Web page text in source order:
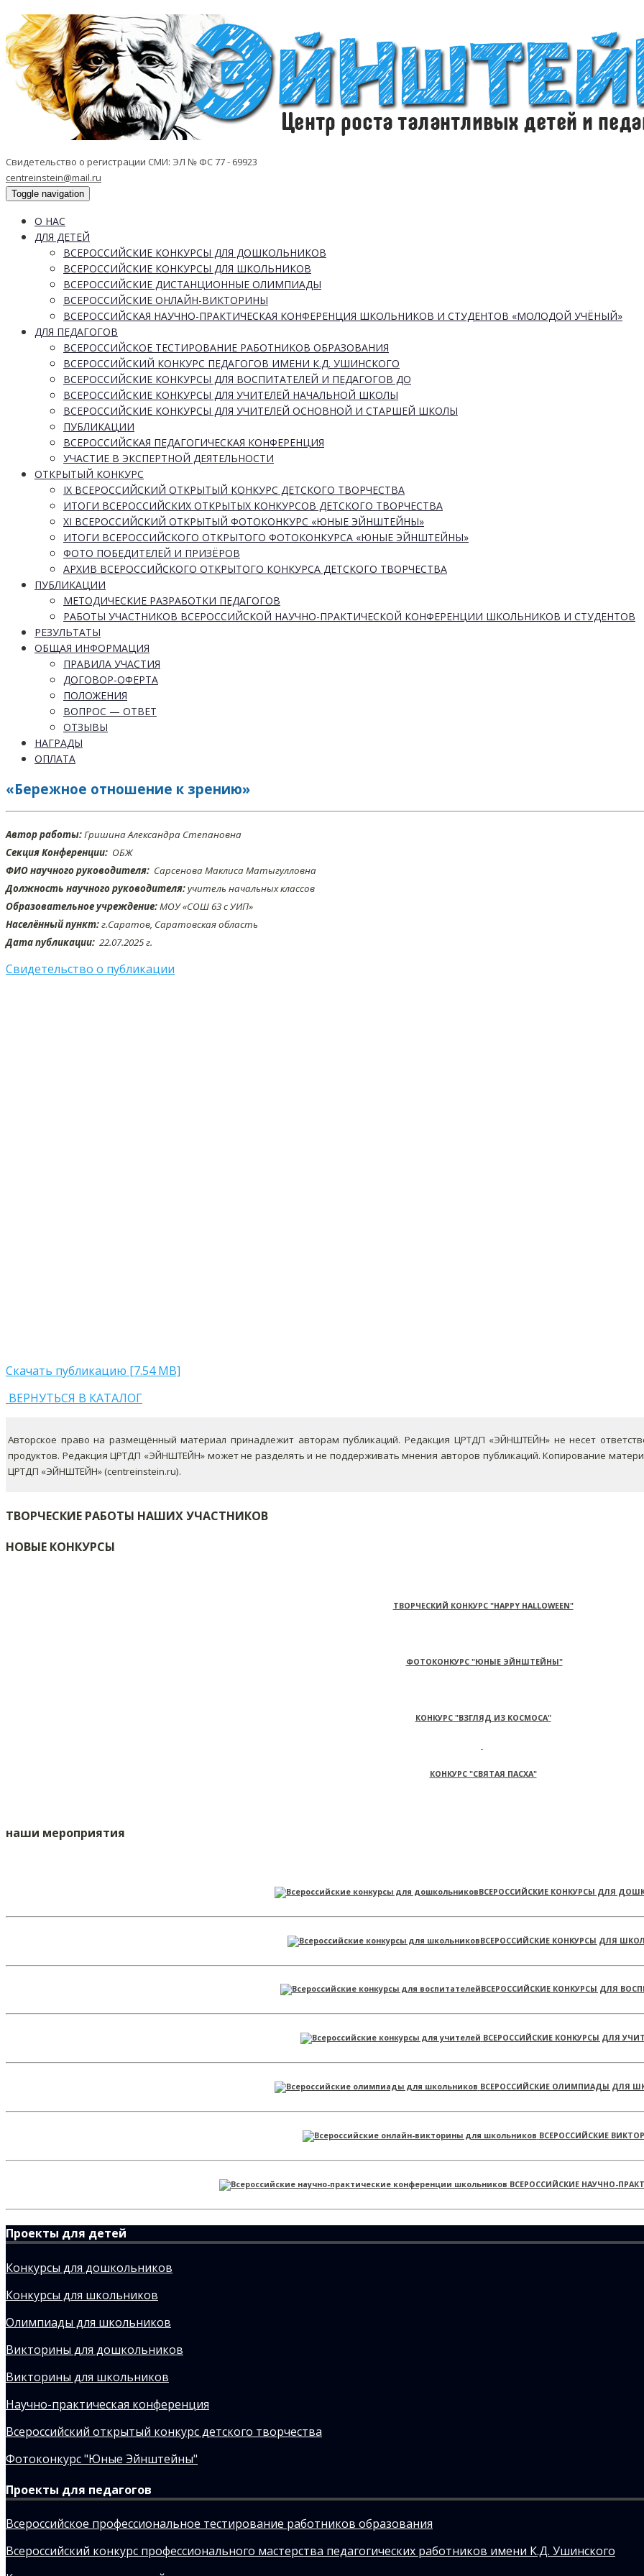
Свидетельство о регистрации СМИ: ЭЛ № ФС 77 - 69923
centreinstein@mail.ru
Toggle navigation
О НАС
ДЛЯ ДЕТЕЙ
ВСЕРОССИЙСКИЕ КОНКУРСЫ ДЛЯ ДОШКОЛЬНИКОВ
ВСЕРОССИЙСКИЕ КОНКУРСЫ ДЛЯ ШКОЛЬНИКОВ
ВСЕРОССИЙСКИЕ ДИСТАНЦИОННЫЕ ОЛИМПИАДЫ
ВСЕРОССИЙСКИЕ ОНЛАЙН-ВИКТОРИНЫ
ВСЕРОССИЙСКАЯ НАУЧНО-ПРАКТИЧЕСКАЯ КОНФЕРЕНЦИЯ ШКОЛЬНИКОВ И СТУДЕНТОВ «МОЛОДОЙ УЧЁНЫЙ»
ДЛЯ ПЕДАГОГОВ
ВСЕРОССИЙСКОЕ ТЕСТИРОВАНИЕ РАБОТНИКОВ ОБРАЗОВАНИЯ
ВСЕРОССИЙСКИЙ КОНКУРС ПЕДАГОГОВ ИМЕНИ К.Д. УШИНСКОГО
ВСЕРОССИЙСКИЕ КОНКУРСЫ ДЛЯ ВОСПИТАТЕЛЕЙ И ПЕДАГОГОВ ДО
ВСЕРОССИЙСКИЕ КОНКУРСЫ ДЛЯ УЧИТЕЛЕЙ НАЧАЛЬНОЙ ШКОЛЫ
ВСЕРОССИЙСКИЕ КОНКУРСЫ ДЛЯ УЧИТЕЛЕЙ ОСНОВНОЙ И СТАРШЕЙ ШКОЛЫ
ПУБЛИКАЦИИ
ВСЕРОССИЙСКАЯ ПЕДАГОГИЧЕСКАЯ КОНФЕРЕНЦИЯ
УЧАСТИЕ В ЭКСПЕРТНОЙ ДЕЯТЕЛЬНОСТИ
ОТКРЫТЫЙ КОНКУРС
IX ВСЕРОССИЙСКИЙ ОТКРЫТЫЙ КОНКУРС ДЕТСКОГО ТВОРЧЕСТВА
ИТОГИ ВСЕРОССИЙСКИХ ОТКРЫТЫХ КОНКУРСОВ ДЕТСКОГО ТВОРЧЕСТВА
XI ВСЕРОССИЙСКИЙ ОТКРЫТЫЙ ФОТОКОНКУРС «ЮНЫЕ ЭЙНШТЕЙНЫ»
ИТОГИ ВСЕРОССИЙСКОГО ОТКРЫТОГО ФОТОКОНКУРСА «ЮНЫЕ ЭЙНШТЕЙНЫ»
ФОТО ПОБЕДИТЕЛЕЙ И ПРИЗЁРОВ
АРХИВ ВСЕРОССИЙСКОГО ОТКРЫТОГО КОНКУРСА ДЕТСКОГО ТВОРЧЕСТВА
ПУБЛИКАЦИИ
МЕТОДИЧЕСКИЕ РАЗРАБОТКИ ПЕДАГОГОВ
РАБОТЫ УЧАСТНИКОВ ВСЕРОССИЙСКОЙ НАУЧНО-ПРАКТИЧЕСКОЙ КОНФЕРЕНЦИИ ШКОЛЬНИКОВ И СТУДЕНТОВ
РЕЗУЛЬТАТЫ
ОБЩАЯ ИНФОРМАЦИЯ
ПРАВИЛА УЧАСТИЯ
ДОГОВОР-ОФЕРТА
ПОЛОЖЕНИЯ
ВОПРОС — ОТВЕТ
ОТЗЫВЫ
НАГРАДЫ
ОПЛАТА
«Бережное отношение к зрению»
Автор работы:Гришина Александра Степановна
Секция Конференции: ОБЖ
ФИО научного руководителя: Сарсенова Маклиса Матыгулловна
Должность научного руководителя:учитель начальных классов
Образовательное учреждение:МОУ «СОШ 63 с УИП»
Населённый пункт:г.Саратов, Саратовская область
Дата публикации: 22.07.2025 г.
Свидетельство о публикации
Скачать публикацию [7.54 MB]
ВЕРНУТЬСЯ В КАТАЛОГ
Авторское право на размещённый материал принадлежит авторам публикаций. Редакция ЦРТДП «ЭЙНШТЕЙН» не несет
продуктов. Редакция ЦРТДП «ЭЙНШТЕЙН» может не разделять и не поддерживать мнения авторов публикаций.Копирование
ЦРТДП «ЭЙНШТЕЙН» (centreinstein.ru).
ТВОРЧЕСКИЕ РАБОТЫ НАШИХ УЧАСТНИКОВ
НОВЫЕ КОНКУРСЫ
ТВОРЧЕСКИЙ КОНКУРС "HAPPY HALLOWEEN"
ФОТОКОНКУРС "ЮНЫЕ ЭЙНШТЕЙНЫ"
КОНКУРС "ВЗГЛЯД ИЗ КОСМОСА"
КОНКУРС "СВЯТАЯ ПАСХА"
наши мероприятия
ВСЕРОССИЙСКИЕ КОНКУРСЫ ДЛЯ
ВСЕРОССИЙСКИЕ КОНКУРСЫ ДЛЯ
ВСЕРОССИЙСКИЕ КОНКУРСЫ ДЛЯ
ВСЕРОССИЙСКИЕ КОНКУРСЫ ДЛЯ
ВСЕРОССИЙСКИЕ ОЛИМПИАДЫ ДЛЯ
ВСЕРОССИЙСКИЕ
ВСЕРОССИЙСКИЕ НАУЧНО-
Проекты для детей
Конкурсы для дошкольников
Конкурсы для школьников
Олимпиады для школьников
Викторины для дошкольников
Викторины для школьников
Научно-практическая конференция
Всероссийский открытый конкурс детского творчества
Фотоконкурс "Юные Эйнштейны"
Проекты для педагогов
Всероссийское профессиональное тестирование работников образования
Всероссийский конкурс профессионального мастерства педагогических работников имени К.Д. Ушинского